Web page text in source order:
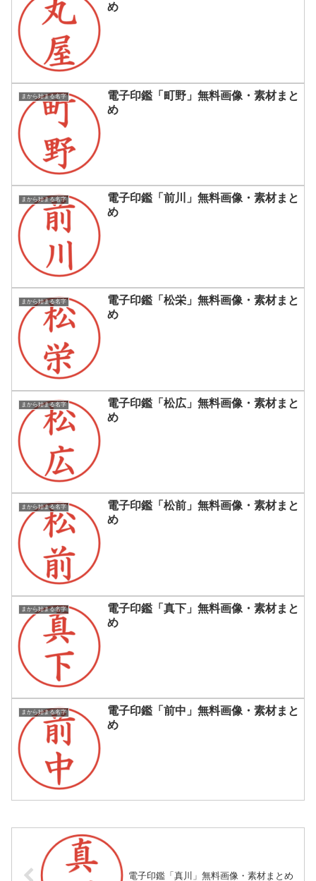
め
まから始まる名字
電子印鑑「町野」無料画像・素材まと
め
まから始まる名字
電子印鑑「前川」無料画像・素材まと
め
まから始まる名字
電子印鑑「松栄」無料画像・素材まと
め
まから始まる名字
電子印鑑「松広」無料画像・素材まと
め
まから始まる名字
電子印鑑「松前」無料画像・素材まと
め
まから始まる名字
電子印鑑「真下」無料画像・素材まと
め
まから始まる名字
電子印鑑「前中」無料画像・素材まと
め
電子印鑑「真川」無料画像・素材まとめ